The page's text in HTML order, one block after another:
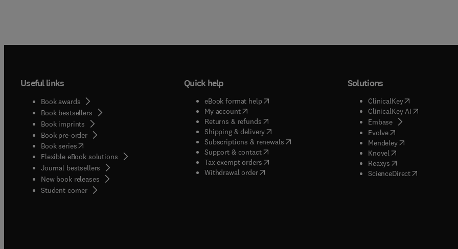
Useful links
Book awards
Book bestsellers
Book imprints
Book pre-order
Book series(opens in new tab/window
Flexible eBook solutions
Journal bestsellers
New book releases
Student corner( opens in new tab/window
Quick help
eBook format help( opens in new tab/window
My account( opens in new tab/window
Returns & refunds( opens in new tab/window
Shipping & delivery(opens in new tab/window
Subscriptions & renewals( opens in new tab/window
)
Support & contact( opens in new tab/window
Tax exempt orders( opens in new tab/window
Withdrawal order
Solutions
ClinicalKey(opens in new
ClinicalKey AI( opens in
Embase(
opens in new tab/
Evolve( opens in new tab/
Mendeley( opens in new tab/
Knovel opens in new tab/
Reaxys opens in new tab/
ScienceDirect( opens in new